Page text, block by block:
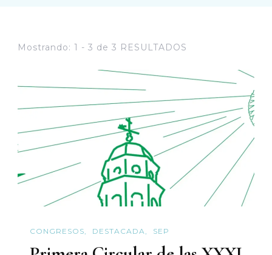
Mostrando: 1 - 3 de 3 RESULTADOS
CONGRESOS DESTACADA SEP